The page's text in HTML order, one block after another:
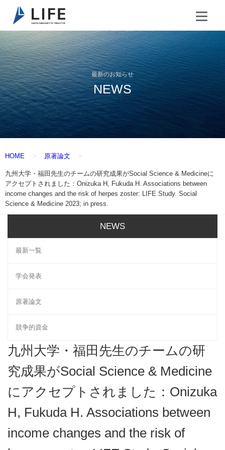
最新のお知らせ
NEWS
HOME 原著論文
九州大学・福田先生のチームの研究成果がSocial Science & Medicineに
アクセプトされました：Onizuka H, Fukuda H. Associations between
income changes and the risk of herpes zoster: LIFE Study. Social
Science & Medicine 2023; in press.
NEWS
最新一覧
学会発表
原著論文
競争的資金
九州大学・福田先生のチームの研
究成果がSocial Science & Medicine
にアクセプトされました：Onizuka
H, Fukuda H. Associations between
income changes and the risk of